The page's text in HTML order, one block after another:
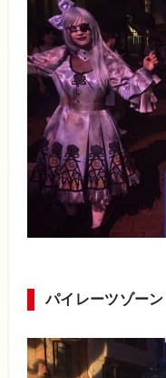
パイレーツゾーン